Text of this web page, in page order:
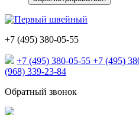
+7 (495) 380-05-55
+7 (495) 380-05-55 +7 (495)
(968) 339-23-84
Обратный звонок